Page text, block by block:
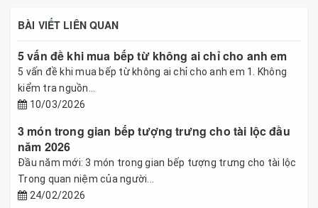
BÀI VIẾT LIÊN QUAN
5 vấn đề khi mua bếp từ không ai chỉ cho anh em
5 vấn đề khi mua bếp từ không ai chỉ cho anh em 1. Không
kiểm tra nguồn...
10/03/2026
3 món trong gian bếp tượng trưng cho tài lộc đầu
năm 2026
Đầu năm mới: 3 món trong gian bếp tượng trưng cho tài lộc
Trong quan niệm của người...
24/02/2026